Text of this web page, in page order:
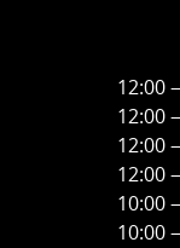
12:00
12:00
12:00
12:00
10:00
10:00